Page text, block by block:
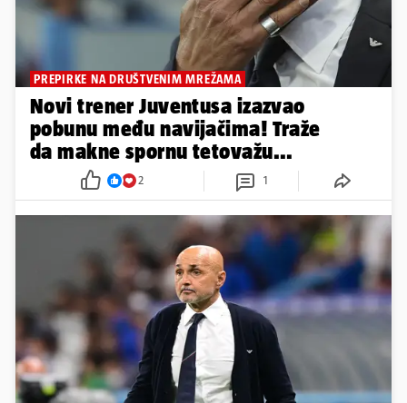
PREPIRKE NA DRUŠTVENIM MREŽAMA
Novi trener Juventusa izazvao
pobunu među navijačima! Traže
da makne spornu tetovažu...
2 1